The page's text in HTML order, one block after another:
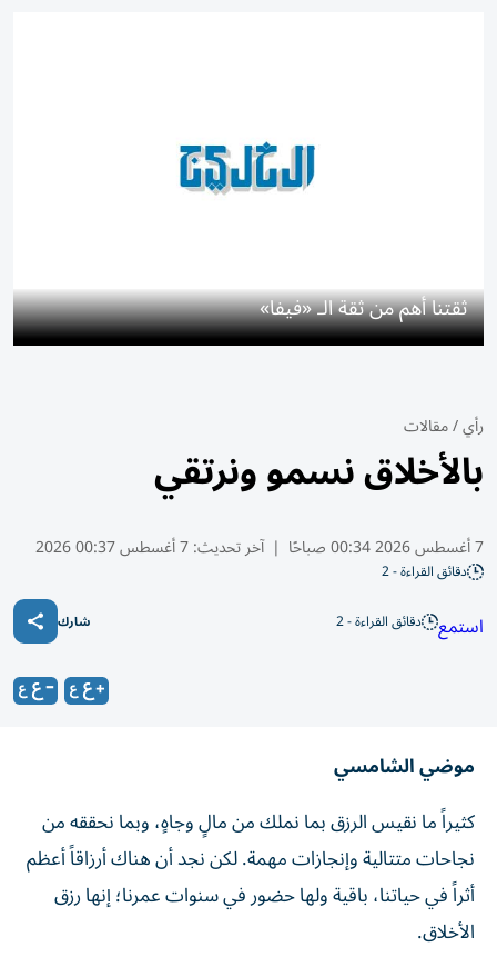
ثقتنا أهم من ثقة الـ «فيفا»
رأي/مقالات
بالأخلاق نسمو ونرتقي
7 أغسطس 2026 00:34 صباحًا | آخر تحديث:7 أغسطس 00:37 2026
دقائق القراءة - 2
استمع دقائق القراءة - 2 شارك
موضي الشامسي
كثيراً ما نقيس الرزق بما نملك من مالٍ وجاهٍ، وبما نحققه من
نجاحات متتالية وإنجازات مهمة. لكن نجد أن هناك أرزاقاً أعظم
أثراً في حياتنا، باقية ولها حضور في سنوات عمرنا؛ إنها رزق
الأخلاق.